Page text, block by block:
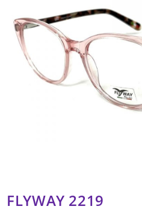
FLYWAY 2219